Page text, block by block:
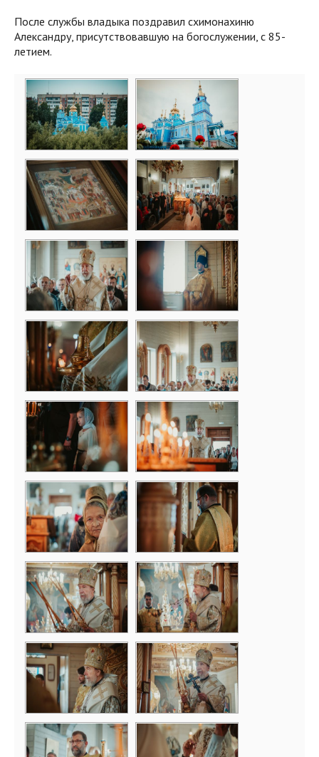
После службы владыка поздравил схимонахиню
Александру, присутствовавшую на богослужении, с 85-
летием.